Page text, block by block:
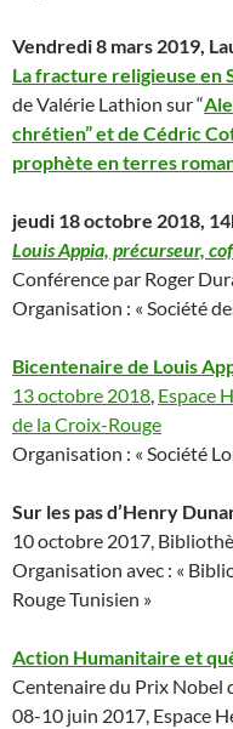
Vendredi 8 mars 2019,
La fracture religieuse en
de Valérie Lathion sur “
chrétien” et de Cédric
prophète en terres
jeudi 18 octobre 2018,
Louis Appia, précurseur,
Conférence par Roger
Organisation : « Société
Bicentenaire de Louis
13 octobre 2018, Espace
de la Croix-Rouge
Organisation : « Société
Sur les pas d’Henry
10 octobre 2017,
Organisation avec : «
Rouge Tunisien »
Action Humanitaire et
Centenaire du Prix Nobel
08-10 juin 2017, Espace